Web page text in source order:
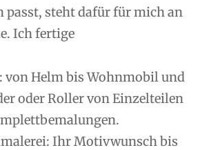
passt, steht dafür für mich an
Ich fertige
von Helm bis Wohnmobil und
oder Roller von Einzelteilen
Ihr Motivwunsch bis